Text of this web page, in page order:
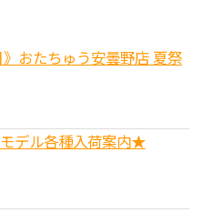
おたちゅう安曇野店 夏祭
デル各種入荷案内★